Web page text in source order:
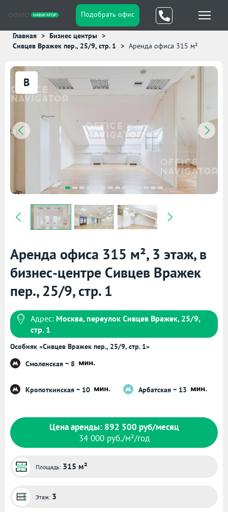
Подобрать офис
Главная
Бизнес центры
Сивцев Вражек пер., 25/9, стр. 1
Аренда офиса 315 м²
B
Аренда офиса 315 м², 3 этаж, в
бизнес-центре Сивцев Вражек
пер., 25/9, стр. 1
Адрес: Москва, переулок Сивцев Вражек, 25/9,
стр. 1
Особняк «Сивцев Вражек пер., 25/9, стр. 1»
Смоленская ~ 8
Кропоткинская ~ 10 Арбатская ~ 13
Цена аренды: 892 500 руб/месяц
34 000 руб./м²/год
Площадь: 315 м²
Этаж: 3